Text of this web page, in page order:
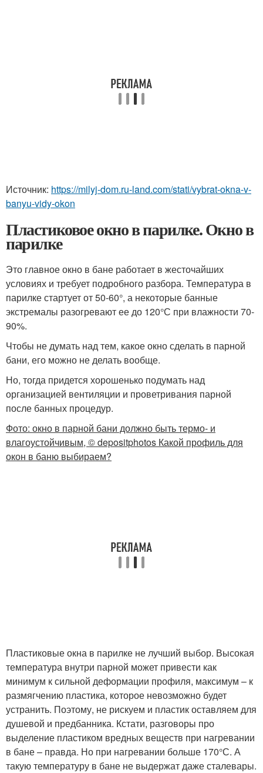
Источник: https://milyj-dom.ru-land.com/stati/vybrat-okna-v-
banyu-vidy-okon
Пластиковое окно в парилке. Окно в
парилке
Это главное окно в бане работает в жесточайших
условиях и требует подробного разбора. Температура в
парилке стартует от 50-60°, а некоторые банные
экстремалы разогревают ее до 120°С при влажности 70-
90%.
Чтобы не думать над тем, какое окно сделать в парной
бани, его можно не делать вообще.
Но, тогда придется хорошенько подумать над
организацией вентиляции и проветривания парной
после банных процедур.
Фото: окно в парной бани должно быть термо- и
влагоустойчивым, © depositphotos Какой профиль для
окон в баню выбираем?
Пластиковые окна в парилке не лучший выбор. Высокая
температура внутри парной может привести как
минимум к сильной деформации профиля, максимум – к
размягчению пластика, которое невозможно будет
устранить. Поэтому, не рискуем и пластик оставляем для
душевой и предбанника. Кстати, разговоры про
выделение пластиком вредных веществ при нагревании
в бане – правда. Но при нагревании больше 170°С. А
такую температуру в бане не выдержат даже сталевары.